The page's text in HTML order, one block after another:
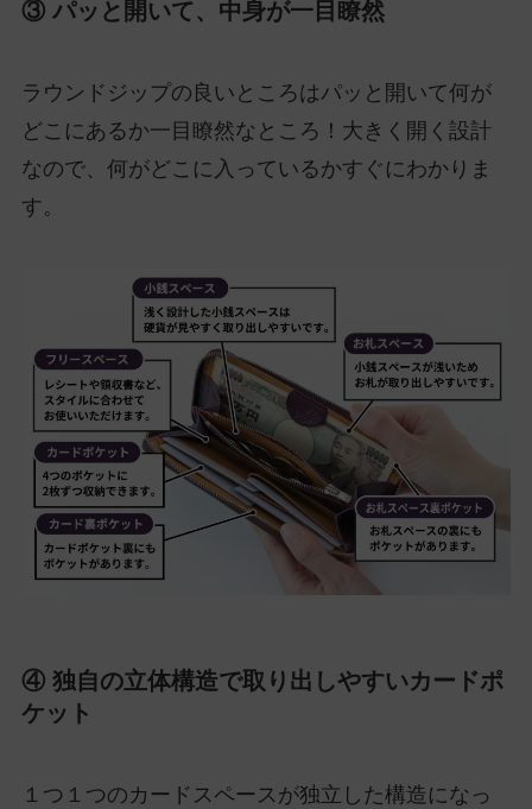
③ パッと開いて、中身が一目瞭然
ラウンドジップの良いところはパッと開いて何が
どこにあるか一目瞭然なところ！大きく開く設計
なので、何がどこに入っているかすぐにわかりま
す。
④ 独自の立体構造で取り出しやすいカードポ
ケット
１つ１つのカードスペースが独立した構造になっ